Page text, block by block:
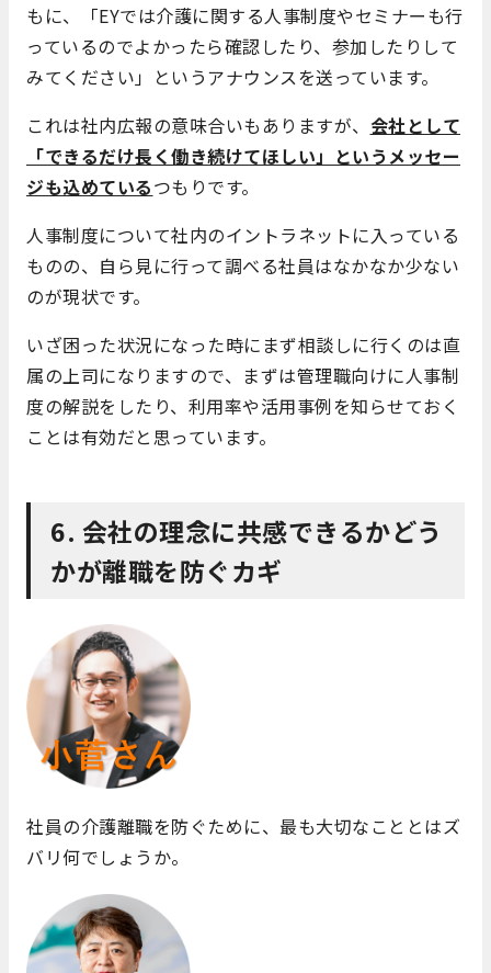
もに、「EYでは介護に関する人事制度やセミナーも行
っているのでよかったら確認したり、参加したりして
みてください」というアナウンスを送っています。
これは社内広報の意味合いもありますが、 会社として
「できるだけ長く働き続けてほしい」というメッセー
ジも込めているつもりです。
人事制度について社内のイントラネットに入っている
ものの、自ら見に行って調べる社員はなかなか少ない
のが現状です。
いざ困った状況になった時にまず相談しに行くのは直
属の上司になりますので、まずは管理職向けに人事制
度の解説をしたり、利用率や活用事例を知らせておく
ことは有効だと思っています。
6. 会社の理念に共感できるかどう
かが離職を防ぐカギ
社員の介護離職を防ぐために、最も大切なこととはズ
バリ何でしょうか。